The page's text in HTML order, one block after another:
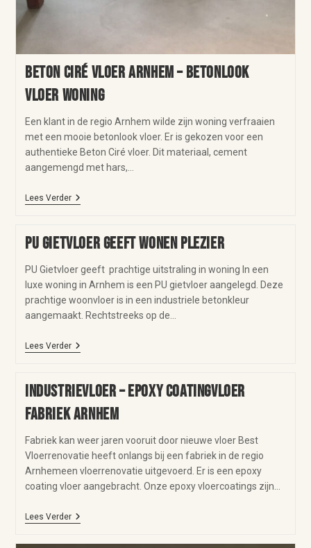
Beton Ciré vloer Arnhem – betonlook
vloer woning
Een klant in de regio Arnhem wilde zijn woning verfraaien
met een mooie betonlook vloer. Er is gekozen voor een
authentieke Beton Ciré vloer. Dit materiaal, cement
aangemengd met hars,…
Lees Verder
PU gietvloer geeft wonen plezier
PU Gietvloer geeft prachtige uitstraling in woning In een
luxe woning in Arnhem is een PU gietvloer aangelegd. Deze
prachtige woonvloer is in een industriele betonkleur
aangemaakt. Rechtstreeks op de…
Lees Verder
Industrievloer – epoxy coatingvloer
fabriek Arnhem
Fabriek kan weer jaren vooruit door nieuwe vloer Best
Vloerrenovatie heeft onlangs bij een fabriek in de regio
Arnhemeen vloerrenovatie uitgevoerd. Er is een epoxy
coating vloer aangebracht. Onze epoxy vloercoatings zijn…
Lees Verder